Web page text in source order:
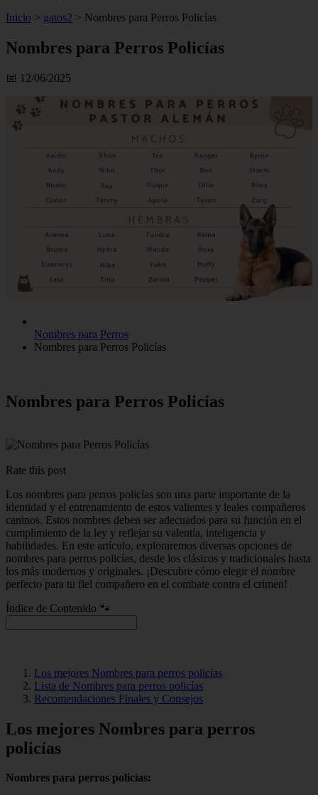
Inicio > gatos2 > Nombres para Perros Policías
Nombres para Perros Policías
📅 12/06/2025
Nombres para Perros
Nombres para Perros Policías
Nombres para Perros Policías
Rate this post
Los nombres para perros policías son una parte importante de la
identidad y el entrenamiento de estos valientes y leales compañeros
caninos. Estos nombres deben ser adecuados para su función en el
cumplimiento de la ley y reflejar su valentía, inteligencia y
habilidades. En este artículo, exploraremos diversas opciones de
nombres para perros policías, desde los clásicos y tradicionales hasta
los más modernos y originales. ¡Descubre cómo elegir el nombre
perfecto para tu fiel compañero en el combate contra el crimen!
Índice de Contenido 🐾
Los mejores Nombres para perros policías
Lista de Nombres para perros policías
Recomendaciones Finales y Consejos
Los mejores Nombres para perros
policías
Nombres para perros policías: